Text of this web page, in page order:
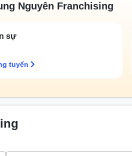
Nguyên Franchising
sự
tuyển